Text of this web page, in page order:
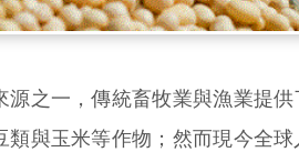
一，傳統畜牧業與漁業提供
類與玉米等作物；然而現今全